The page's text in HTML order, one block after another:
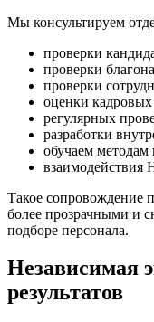
Мы консультируем
проверки
проверки
проверки
оценки кадровых
регулярных
разработки
обучаем методам
взаимодействия
Такое сопровождение
более прозрачными и
подборе персонала.
Независимая
результатов